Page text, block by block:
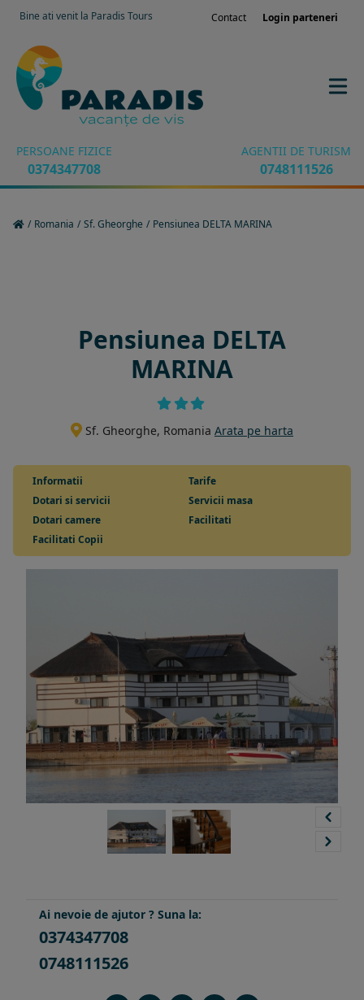
Bine ati venit la Paradis Tours Contact Login parteneri
PERSOANE FIZICE
0374347708
AGENTII DE TURISM
0748111526
/ Romania / Sf. Gheorghe / Pensiunea DELTA MARINA
Pensiunea DELTA
MARINA
Sf. Gheorghe, Romania Arata pe harta
Informatii
Tarife
Dotari si servicii
Servicii masa
Dotari camere
Facilitati
Facilitati Copii
Ai nevoie de ajutor ? Suna la:
0374347708
0748111526